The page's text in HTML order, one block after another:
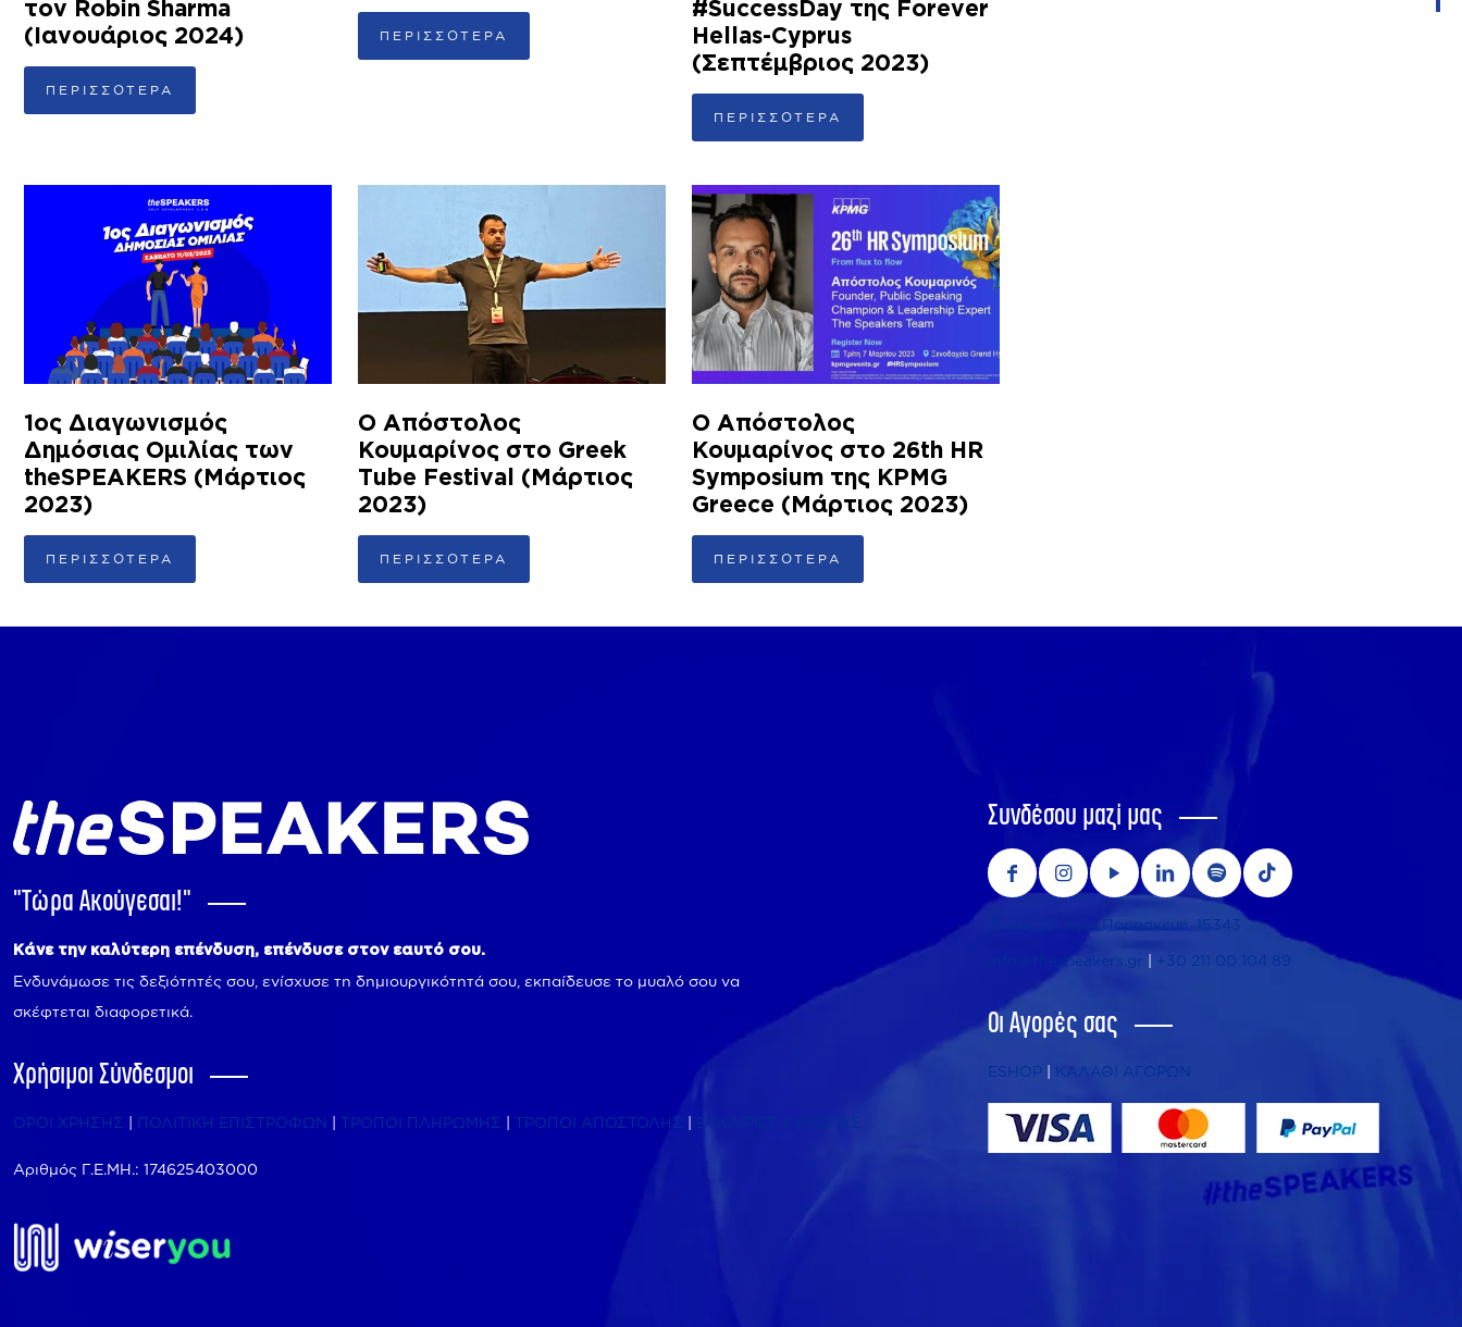
τον Robin Sharma
(Ιανουάριος 2024)
ΠΕΡΙΣΣΟΤΕΡΑ
ΠΕΡΙΣΣΟΤΕΡΑ
#SuccessDay της Forever
Hellas-Cyprus
(Σεπτέμβριος 2023)
ΠΕΡΙΣΣΟΤΕΡΑ
1ος Διαγωνισμός
Δημόσιας Ομιλίας των
theSPEAKERS (Μάρτιος
2023)
ΠΕΡΙΣΣΟΤΕΡΑ
Ο Απόστολος
Κουμαρίνος στο Greek
Tube Festival (Μάρτιος
2023)
ΠΕΡΙΣΣΟΤΕΡΑ
Ο Απόστολος
Κουμαρίνος στο 26th HR
Symposium της KPMG
Greece (Μάρτιος 2023)
ΠΕΡΙΣΣΟΤΕΡΑ
"Tώρα Ακούγεσαι!"
Κάνε την καλύτερη επένδυση, επένδυσε στον εαυτό σου.
Ενδυνάμωσε τις δεξιότητές σου, ενίσχυσε τη δημιουργικότητά σου, εκπαίδευσε το μυαλό σου να
σκέφτεται διαφορετικά.
Χρήσιμοι Σύνδεσμοι
ΟΡΟΙ ΧΡΗΣΗΣ ΠΟΛΙΤΙΚΗ ΕΠΙΣΤΡΟΦΩΝ ΤΡΟΠΟΙ ΠΛΗΡΩΜΗΣ ΤΡΟΠΟΙ ΑΠΟΣΤΟΛΗΣ ΕΥΚΑΙΡΙΕΣ ΚΑΡΙΕΡΑΣ
Αριθμός Γ.Ε.ΜΗ.: 174625403000
Συνδέσου μαζί μας
Τήνου 25, Αγία Παρασκευή, 15343
info@thespeakers.gr +30 211 00 104 89
Οι Αγορές σας
ESHOP| ΚΑΛΑΘΙ ΑΓΟΡΩΝ